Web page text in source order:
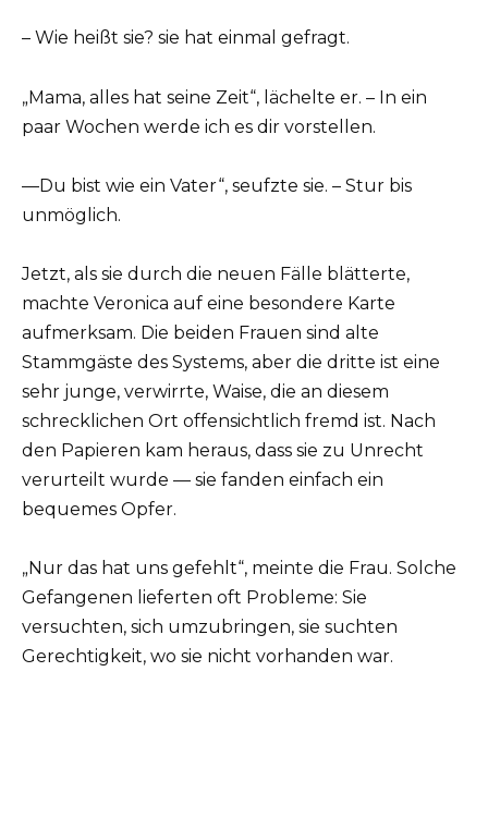
– Wie heißt sie? sie hat einmal gefragt.
„Mama, alles hat seine Zeit“, lächelte er. – In ein
paar Wochen werde ich es dir vorstellen.
—Du bist wie ein Vater“, seufzte sie. – Stur bis
unmöglich.
Jetzt, als sie durch die neuen Fälle blätterte,
machte Veronica auf eine besondere Karte
aufmerksam. Die beiden Frauen sind alte
Stammgäste des Systems, aber die dritte ist eine
sehr junge, verwirrte, Waise, die an diesem
schrecklichen Ort offensichtlich fremd ist. Nach
den Papieren kam heraus, dass sie zu Unrecht
verurteilt wurde — sie fanden einfach ein
bequemes Opfer.
„Nur das hat uns gefehlt“, meinte die Frau. Solche
Gefangenen lieferten oft Probleme: Sie
versuchten, sich umzubringen, sie suchten
Gerechtigkeit, wo sie nicht vorhanden war.